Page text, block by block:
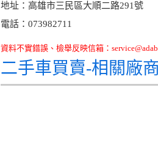
地址：高雄市三民區大順二路291號
電話：073982711
資料不實錯誤、檢舉反映信箱：
二手車買賣-相關廠